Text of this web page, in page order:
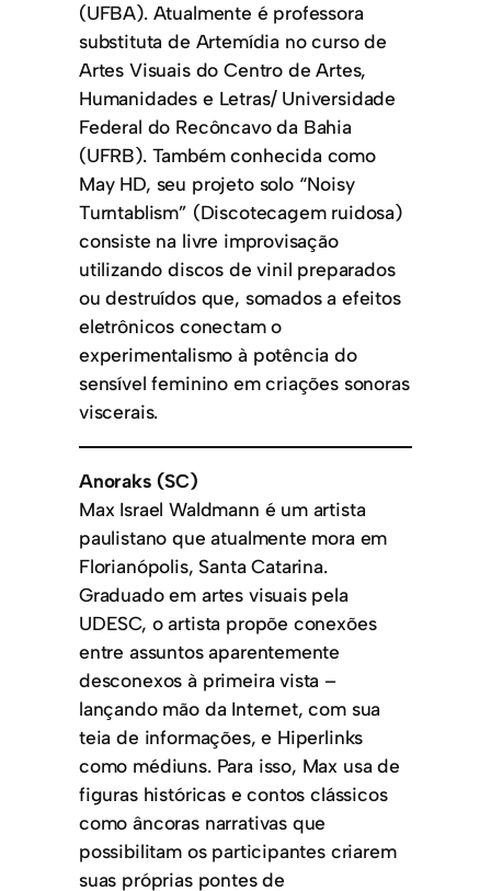
(UFBA). Atualmente é professora
substituta de Artemídia no curso de
Artes Visuais do Centro de Artes,
Humanidades e Letras/ Universidade
Federal do Recôncavo da Bahia
(UFRB). Também conhecida como
May HD, seu projeto solo “Noisy
Turntablism” (Discotecagem ruidosa)
consiste na livre improvisação
utilizando discos de vinil preparados
ou destruídos que, somados a efeitos
eletrônicos conectam o
experimentalismo à potência do
sensível feminino em criações sonoras
viscerais.
Anoraks (SC)
Max Israel Waldmann é um artista
paulistano que atualmente mora em
Florianópolis, Santa Catarina.
Graduado em artes visuais pela
UDESC, o artista propõe conexões
entre assuntos aparentemente
desconexos à primeira vista –
lançando mão da Internet, com sua
teia de informações, e Hiperlinks
como médiuns. Para isso, Max usa de
figuras históricas e contos clássicos
como âncoras narrativas que
possibilitam os participantes criarem
suas próprias pontes de